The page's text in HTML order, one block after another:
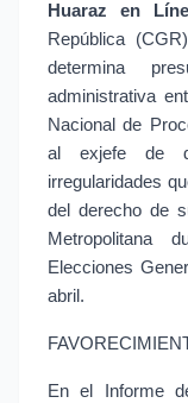
Huaraz en
República
determina
administrativa
Nacional de
al exjefe de
irregularidades
del derecho de
Metropolitana
Elecciones
abril.
En el Informe